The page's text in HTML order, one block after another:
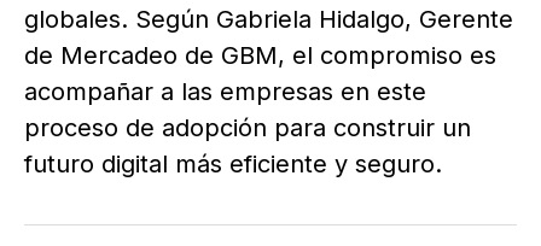
globales. Según Gabriela Hidalgo, Gerente
de Mercadeo de GBM, el compromiso es
acompañar a las empresas en este
proceso de adopción para construir un
futuro digital más eficiente y seguro.